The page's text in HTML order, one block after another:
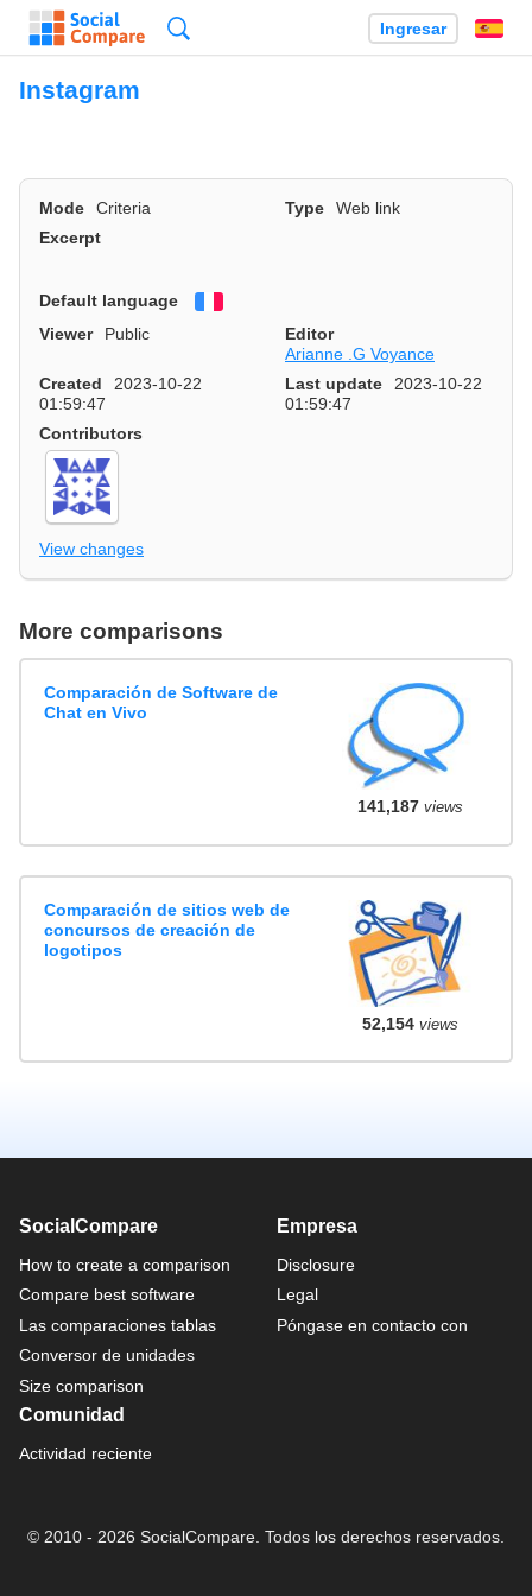
Ingresar
Instagram
Mode Criteria Type
Web link
Excerpt
Default language
Viewer
Public
Editor
Arianne .G Voyance
Created
2023-10-22
01:59:47
Last update
2023-10-22
01:59:47
Contributors
View changes
More comparisons
Comparación de Software de
Chat en Vivo
141,187views
Comparación de sitios web de
concursos de creación de
logotipos
52,154views
SocialCompare
How to create a comparison
Compare best software
Las comparaciones tablas
Conversor de unidades
Size comparison
Empresa
Disclosure
Legal
Póngase en contacto con
Comunidad
Actividad reciente
© 2010 - 2026 SocialCompare. Todos los derechos reservados.